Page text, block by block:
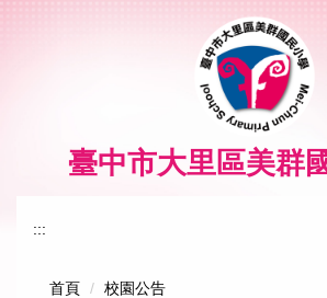
臺中市大里區美群
:::
首頁 校園公告